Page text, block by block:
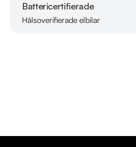
Battericertifierade
Hälsoverifierade elbilar
Läs mer om oss